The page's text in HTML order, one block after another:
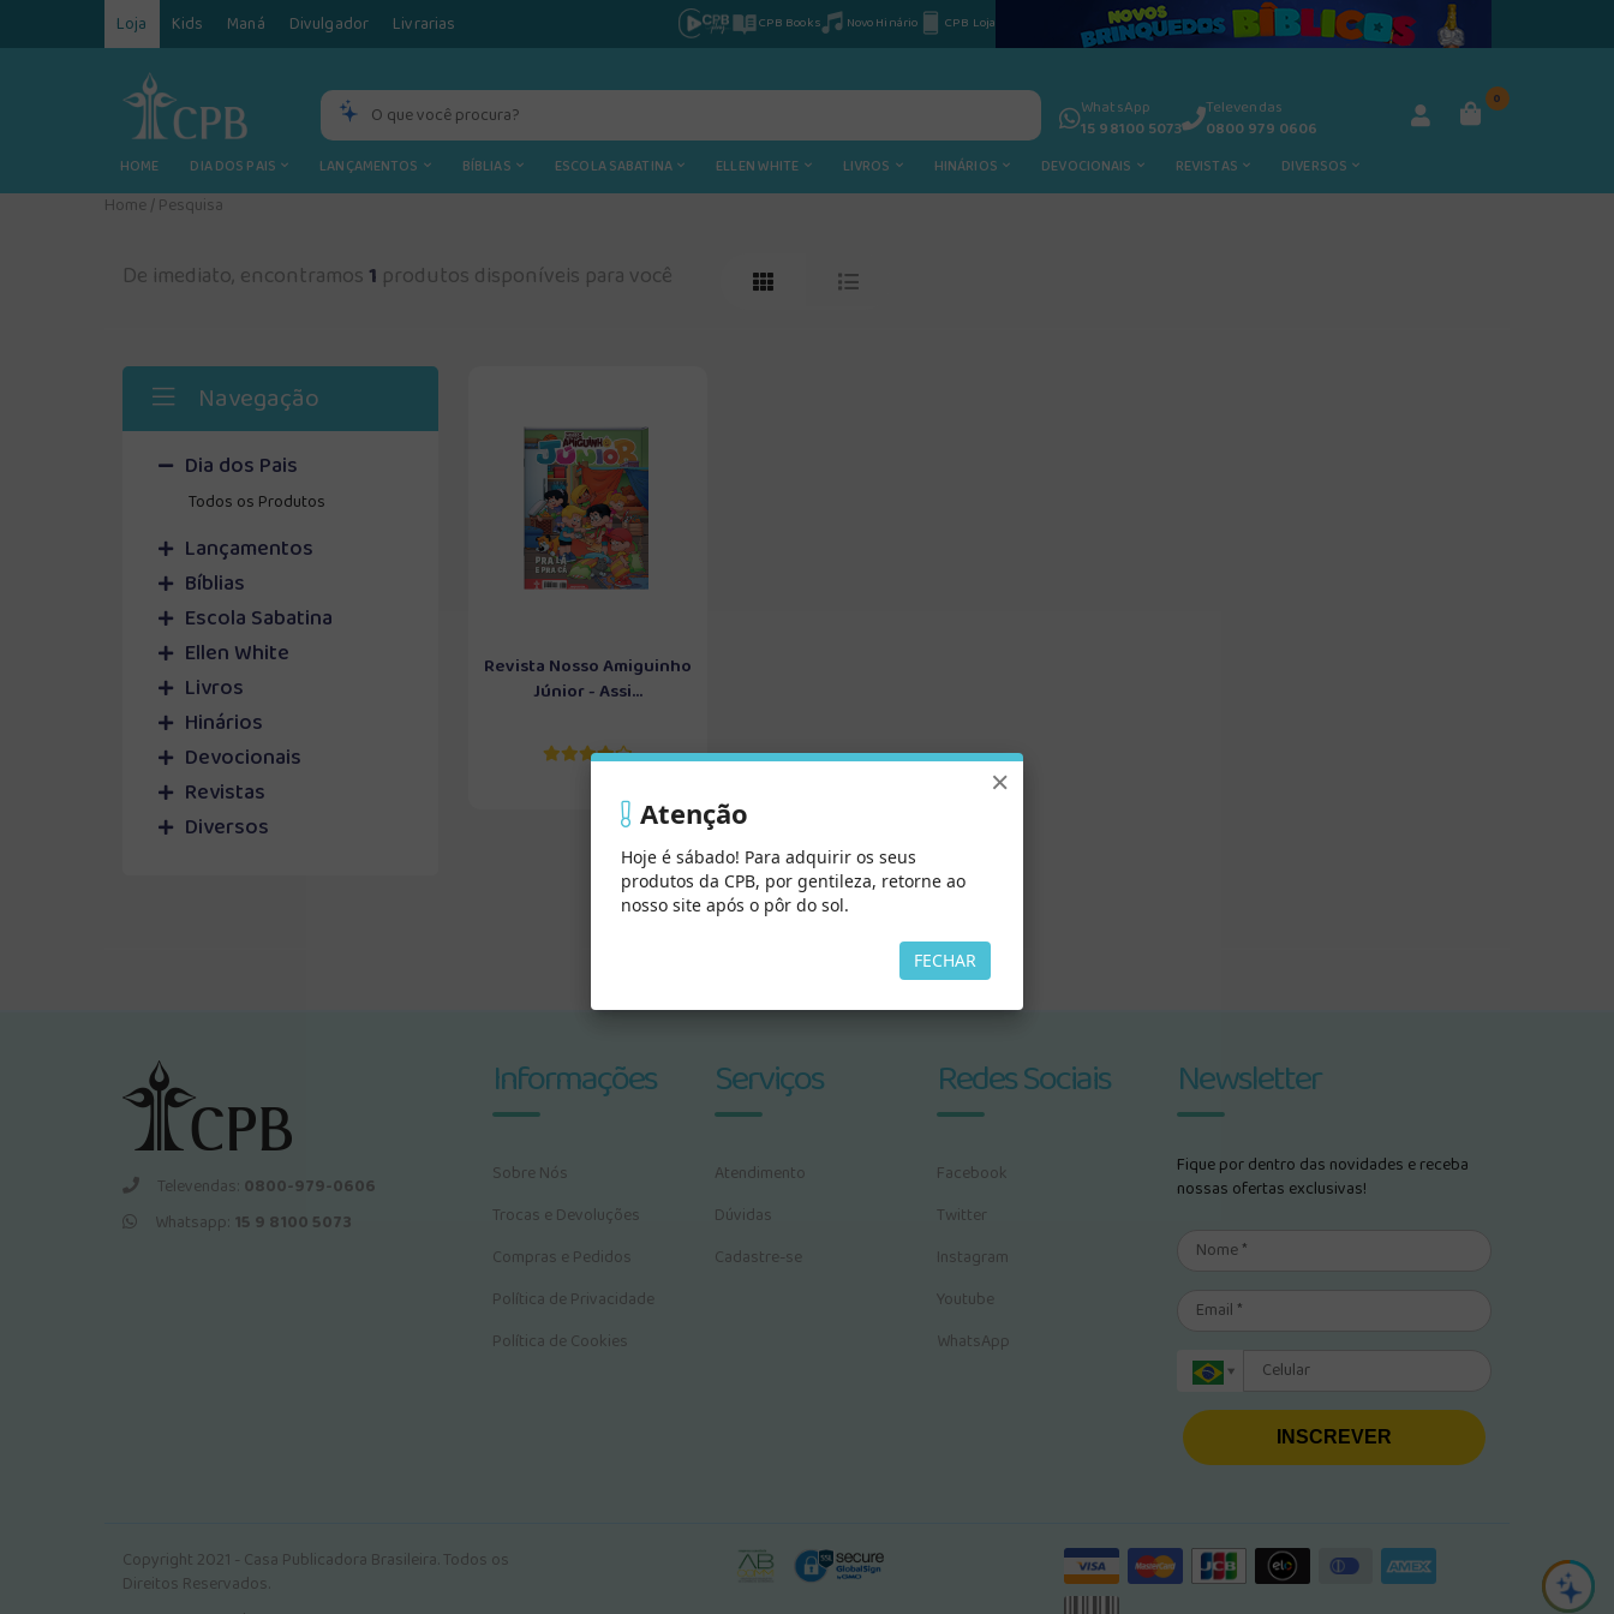
Loja Kids Maná Divulgador Livrarias CPB Books Novo Hinário CPB Loja
WhatsApp
15 98100 5073
Televendas
0800 979 0606
0
HOME DIA DOS PAIS LANÇAMENTOS BÍBLIAS ESCOLA SABATINA ELLEN WHITE LIVROS HINÁRIOS DEVOCIONAIS REVISTAS DIVERSOS
Home /Pesquisa
De imediato, encontramos 1 produtos disponíveis para você
Navegação
Dia dos Pais
Todos os Produtos
Lançamentos
Bíblias
Escola Sabatina
Ellen White
Livros
Hinários
Devocionais
Revistas
Diversos
Revista Nosso Amiguinho
Júnior - Assi...
Televendas: 0800-979-0606
Whatsapp: 15 9 8100 5073
Informações
Sobre Nós
Trocas e Devoluções
Compras e Pedidos
Política de Privacidade
Política de Cookies
Serviços
Atendimento
Dúvidas
Cadastre-se
Redes Sociais
Facebook
Twitter
Instagram
Youtube
WhatsApp
Newsletter
Fique por dentro das novidades e receba
nossas ofertas exclusivas!
INSCREVER
Copyright 2021 - Casa Publicadora Brasileira. Todos os
Direitos Reservados.
×
Atenção
Hoje é sábado! Para adquirir os seus
produtos da CPB, por gentileza, retorne ao
nosso site após o pôr do sol.
FECHAR